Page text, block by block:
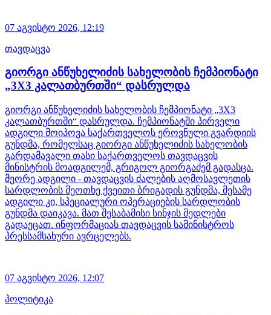
07 აგვისტო 2026, 12:19
თავდაცვა
გიორგი ანწუხელიძის სახელობის ჩემპიონატი
„3X3 კალათბურთში“ დასრულდა
გიორგი ანწუხელიძის სახელობის ჩემპიონატი „3X3
კალათბურთში“ დასრულდა. ჩემპიონატში პირველი
ადგილი მოიპოვა საქართველოს ეროვნული გვარდიის
გუნდმა, რომელსაც გიორგი ანწუხელიძის სახელობის
გარდამავალი თასი საქართველოს თავდაცვის
მინისტრის მოადგილემ, გრიგოლ გიორგაძემ გადასცა.
მეორე ადგილი - თავდაცვის ძალების აღმოსავლეთის
სარდლობის მეოთხე ქვეითი ბრიგადის გუნდმა, მესამე
ადგილი კი, სპეციალური ოპერაციების სარდლობის
გუნდმა დაიკავა. მათ შესაბამისი სინჯის მედლები
გადაეცათ. ინფორმაციას თავდაცვის სამინისტროს
პრესსამსახური ავრცელებს.
07 აგვისტო 2026, 12:07
პოლიტიკა